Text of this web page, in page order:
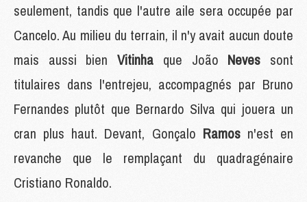
seulement, tandis que l'autre aile sera occupée par
Cancelo. Au milieu du terrain, il n'y avait aucun doute
mais aussi bienVitinha que João Neves sont
titulaires dans l'entrejeu, accompagnés par Bruno
Fernandes plutôt que Bernardo Silva qui jouera un
cran plus haut. Devant, Gonçalo Ramos n'est en
revanche que le remplaçant du quadragénaire
Cristiano Ronaldo.